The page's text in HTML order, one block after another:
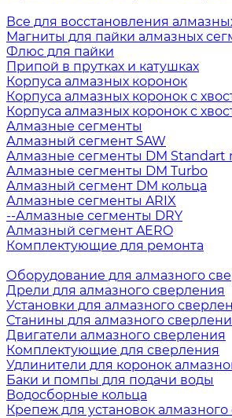
Все для восстановления
Магниты для пайки алмазных
Флюс для пайки
Припой в прутках и катушках
Корпуса алмазных коронок
Корпуса алмазных коронок с
Корпуса алмазных коронок с
Алмазные сегменты
Алмазный сегмент SAW
Алмазные сегменты DM Standart
Алмазные сегменты DM Turbo
Алмазный сегмент DM кольца
Алмазные сегменты ARIX
--Алмазные сегменты DRY
Алмазный сегмент AERO
Комплектующие для ремонта
Оборудование для алмазного
Дрели для алмазного сверления
Установки для алмазного
Станины для алмазного
Двигатели алмазного сверления
Комплектующие для сверления
Удлинители для коронок
Баки и помпы для подачи воды
Водосборные кольца
Крепеж для установок